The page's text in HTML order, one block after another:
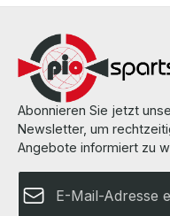
Abonnieren Sie jetzt
Newsletter, um
Angebote informiert zu